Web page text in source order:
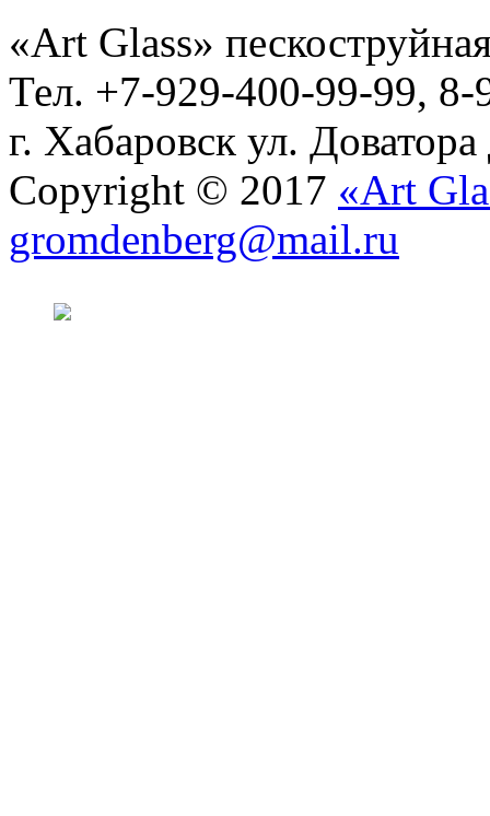
«Art Glass»
Тел. +7-929-400-99-99, 8-
г. Хабаровск ул.
Copyright © 2017 «Art
gromdenberg@mail.ru